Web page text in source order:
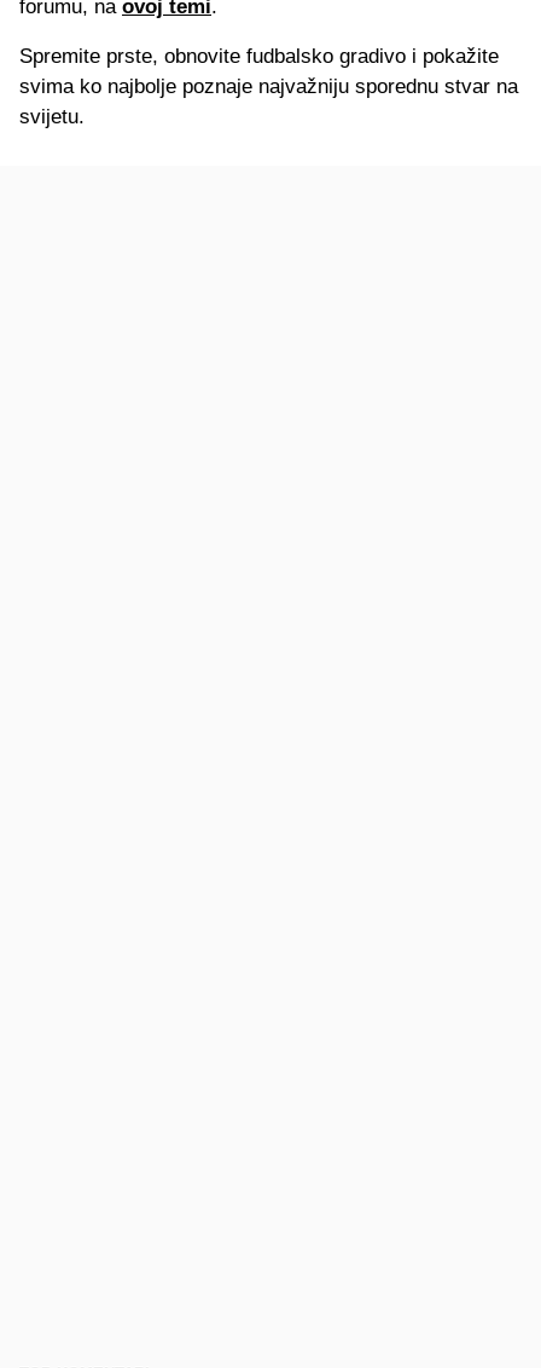
forumu, na ovoj temi.
Spremite prste, obnovite fudbalsko gradivo i pokažite
svima ko najbolje poznaje najvažniju sporednu stvar na
svijetu.